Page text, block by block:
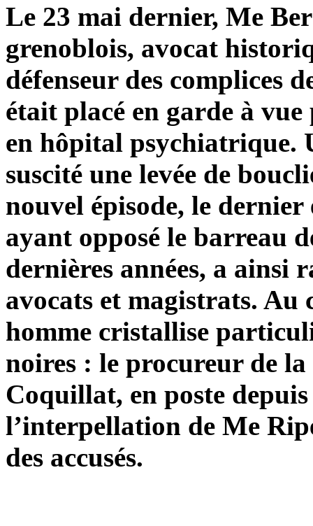
Le 23 mai dernier, Me
grenoblois, avocat
défenseur des complices
était placé en garde à
en hôpital psychiatrique.
suscité une levée de
nouvel épisode, le dernier
ayant opposé le barreau
dernières années, a ainsi
avocats et magistrats. Au
homme cristallise
noires : le procureur de
Coquillat, en poste
l’interpellation de Me
des accusés.